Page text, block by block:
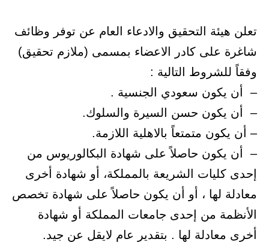
تعلن هيئة التحقيق والادعاء العام عن توفر وظائف
شاغرة على كادر الاعضاء بمسمى (ملازم تحقيق)
وفقاً للشروط التالية :
– أن يكون سعودي الجنسية .
– أن يكون حسن السيرة والسلوك.
– أن يكون متمتعاً بالاهلية اللازمة.
– أن يكون حاصلاً على شهادة البكالوريوس من
إحدى كليات الشريعة بالمملكة، أو شهادة أخرى
معادلة لها ، أو أن يكون حاصلاً على شهادة تخصص
الأنظمة من إحدى جامعات المملكة أو شهادة
أخرى معادلة لها . بتقدير عام لايقل عن جيد.